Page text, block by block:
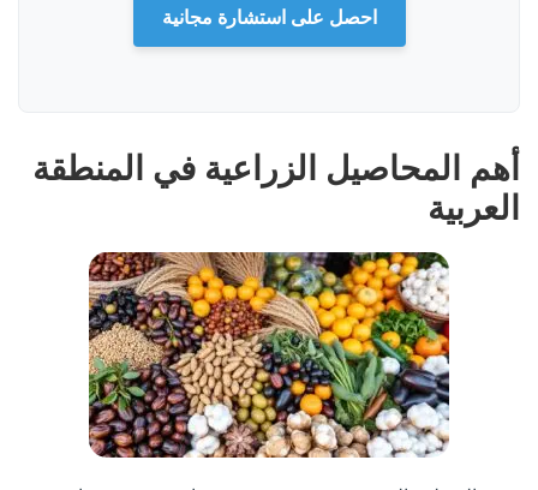
احصل على استشارة مجانية
أهم المحاصيل الزراعية في المنطقة
العربية